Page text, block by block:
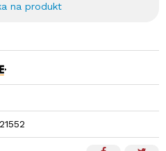
na produkt